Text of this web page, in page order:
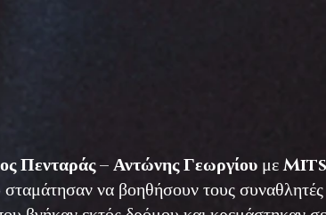
Πενταράς – Αντώνης Γεωργίου με
να βοηθήσουν τους